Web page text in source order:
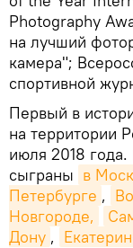
Photography
на лучший
камера";
спортивной
Первый в
на территории
июля 2018 года.
сыграны в
Петербурге ,
Новгороде,
Дону ,